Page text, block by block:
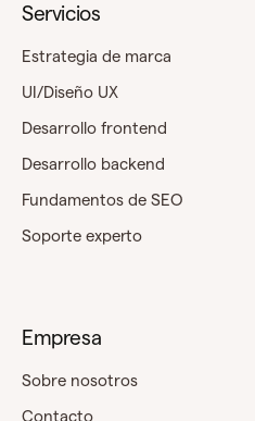
Servicios
Estrategia de marca
UI/Diseño UX
Desarrollo frontend
Desarrollo backend
Fundamentos de SEO
Soporte experto
Empresa
Sobre nosotros
Contacto